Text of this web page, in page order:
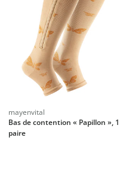
mayenvital
Bas de contention « Papillon », 1
paire